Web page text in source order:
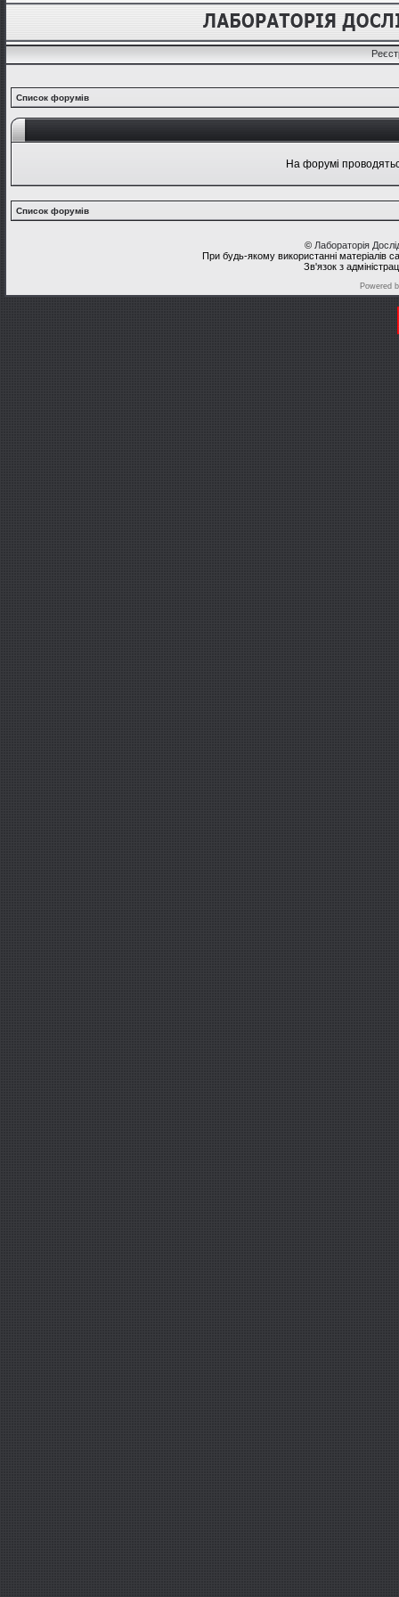
Список форумів
На форумі
Список форумів
© Лабораторія
При будь-якому використанні матеріалів
Зв'язок з
Powered